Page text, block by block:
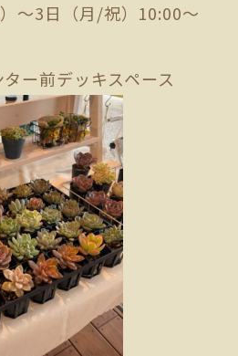
～3日（月/祝）10:00～
ー前デッキスペース